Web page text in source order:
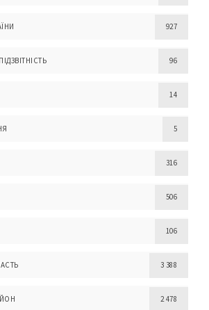
927
96
14
5
316
506
106
3 388
2 478